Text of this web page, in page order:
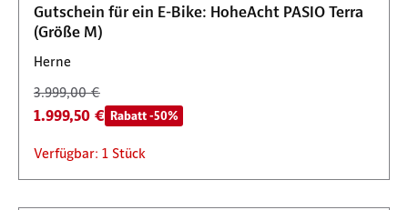
Gutschein für ein E-Bike: HoheAcht PASIO Terra
(Größe M)
Herne
3.999,00 €
1.999,50 € Rabatt -50%
Verfügbar: 1 Stück